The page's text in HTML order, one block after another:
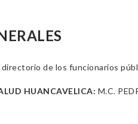
de los funcionarios
HUANCAVELICA: M.C.